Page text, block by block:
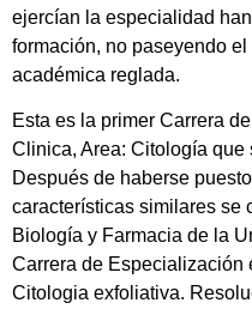
ejercían la especialidad
formación, no paseyendo
académica reglada.
Esta es la primer Carrera
Clinica, Area: Citología que
Después de haberse
características similares se
Biología y Farmacia de la
Carrera de Especialización
Citologia exfoliativa.